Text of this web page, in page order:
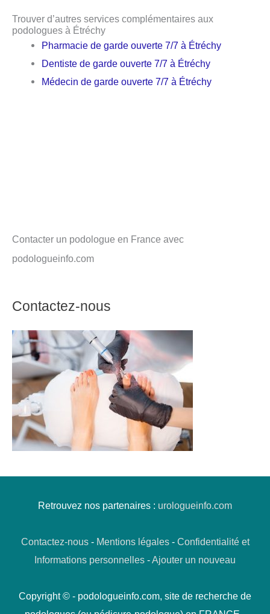
Trouver d’autres services complémentaires aux
podologues à Étréchy
Pharmacie de garde ouverte 7/7 à Étréchy
Dentiste de garde ouverte 7/7 à Étréchy
Médecin de garde ouverte 7/7 à Étréchy
Contacter un podologue en France avec
podologueinfo.com
Contactez-nous
Retrouvez nos partenaires : urologueinfo.com
Contactez-nous- Mentions légales- Confidentialité et
Informations personnelles - Ajouter un nouveau
Copyright © - podologueinfo.com, site de recherche de